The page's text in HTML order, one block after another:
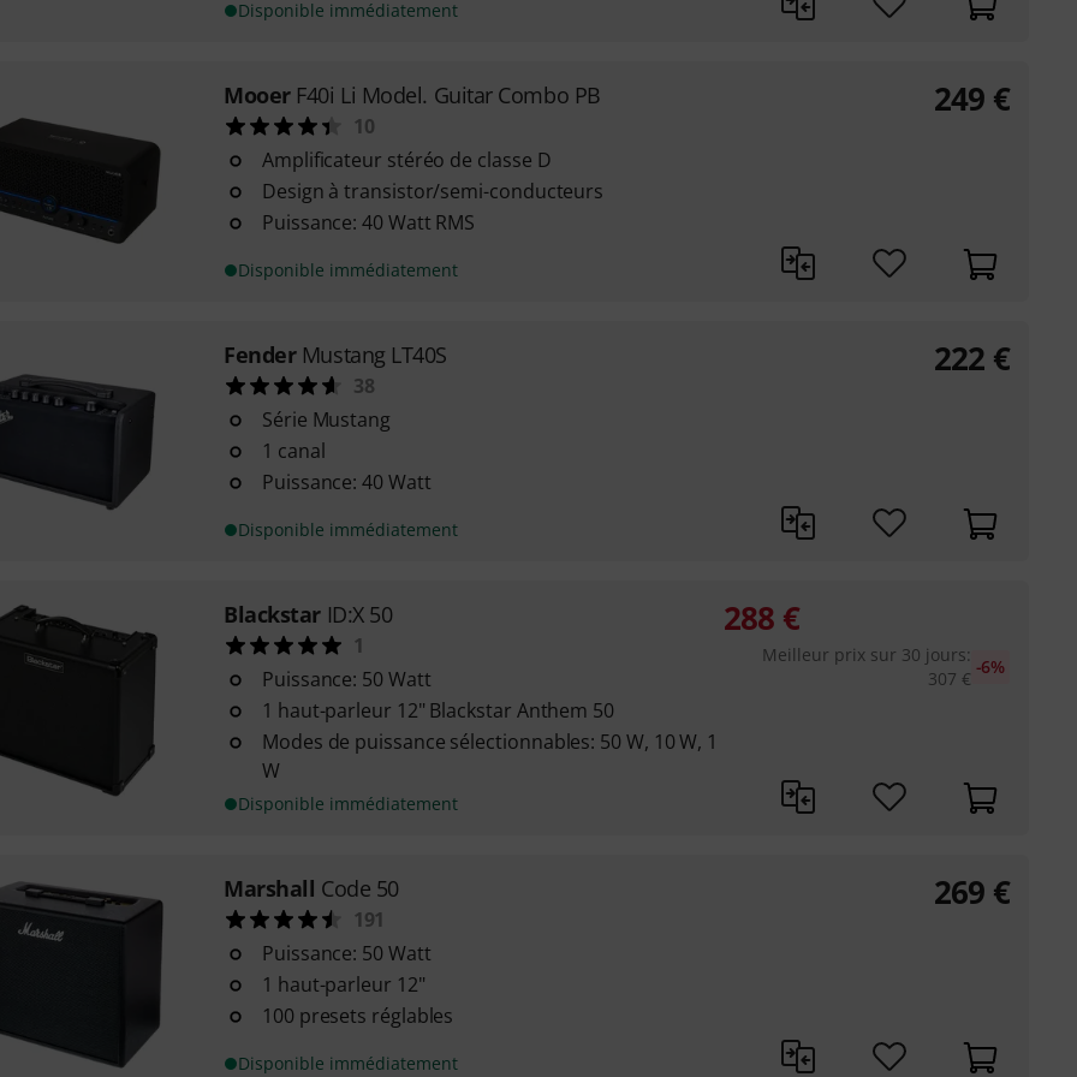
Disponible immédiatement
Mooer F40i Li Model. Guitar Combo PB
10
Amplificateur stéréo de classe D
Design à transistor/semi-conducteurs
Puissance: 40 Watt RMS
Disponible immédiatement
249 €
Fender Mustang LT40S
38
Série Mustang
1 canal
Puissance: 40 Watt
Disponible immédiatement
222 €
Blackstar ID:X 50
1
Puissance: 50 Watt
1 haut-parleur 12" Blackstar Anthem 50
Modes de puissance sélectionnables: 50 W, 10 W, 1
W
Disponible immédiatement
288 €
Meilleur prix sur 30 jours:
307 €
-6%
Marshall Code 50
191
Puissance: 50 Watt
1 haut-parleur 12"
100 presets réglables
Disponible immédiatement
269 €